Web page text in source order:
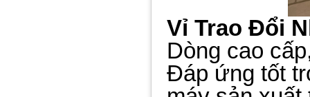
Vỉ Trao Đổi
Dòng cao
Đáp ứng tốt